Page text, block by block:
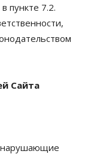
пункте 7.2.
Сайта
нарушающие